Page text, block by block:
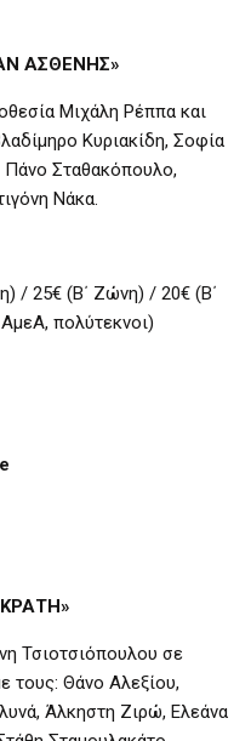
ΑΣΘΕΝΗΣ»
Μιχάλη Ρέππα και
Κυριακίδη, Σοφία
Πάνο Σταθακόπουλο,
Νάκα.
/ 25€ (Β΄ Ζώνη) / 20€ (Β΄
πολύτεκνοι)
Τσιοτσιόπουλου σε
τους: Θάνο Αλεξίου,
Άλκηστη Ζιρώ, Ελεάνα